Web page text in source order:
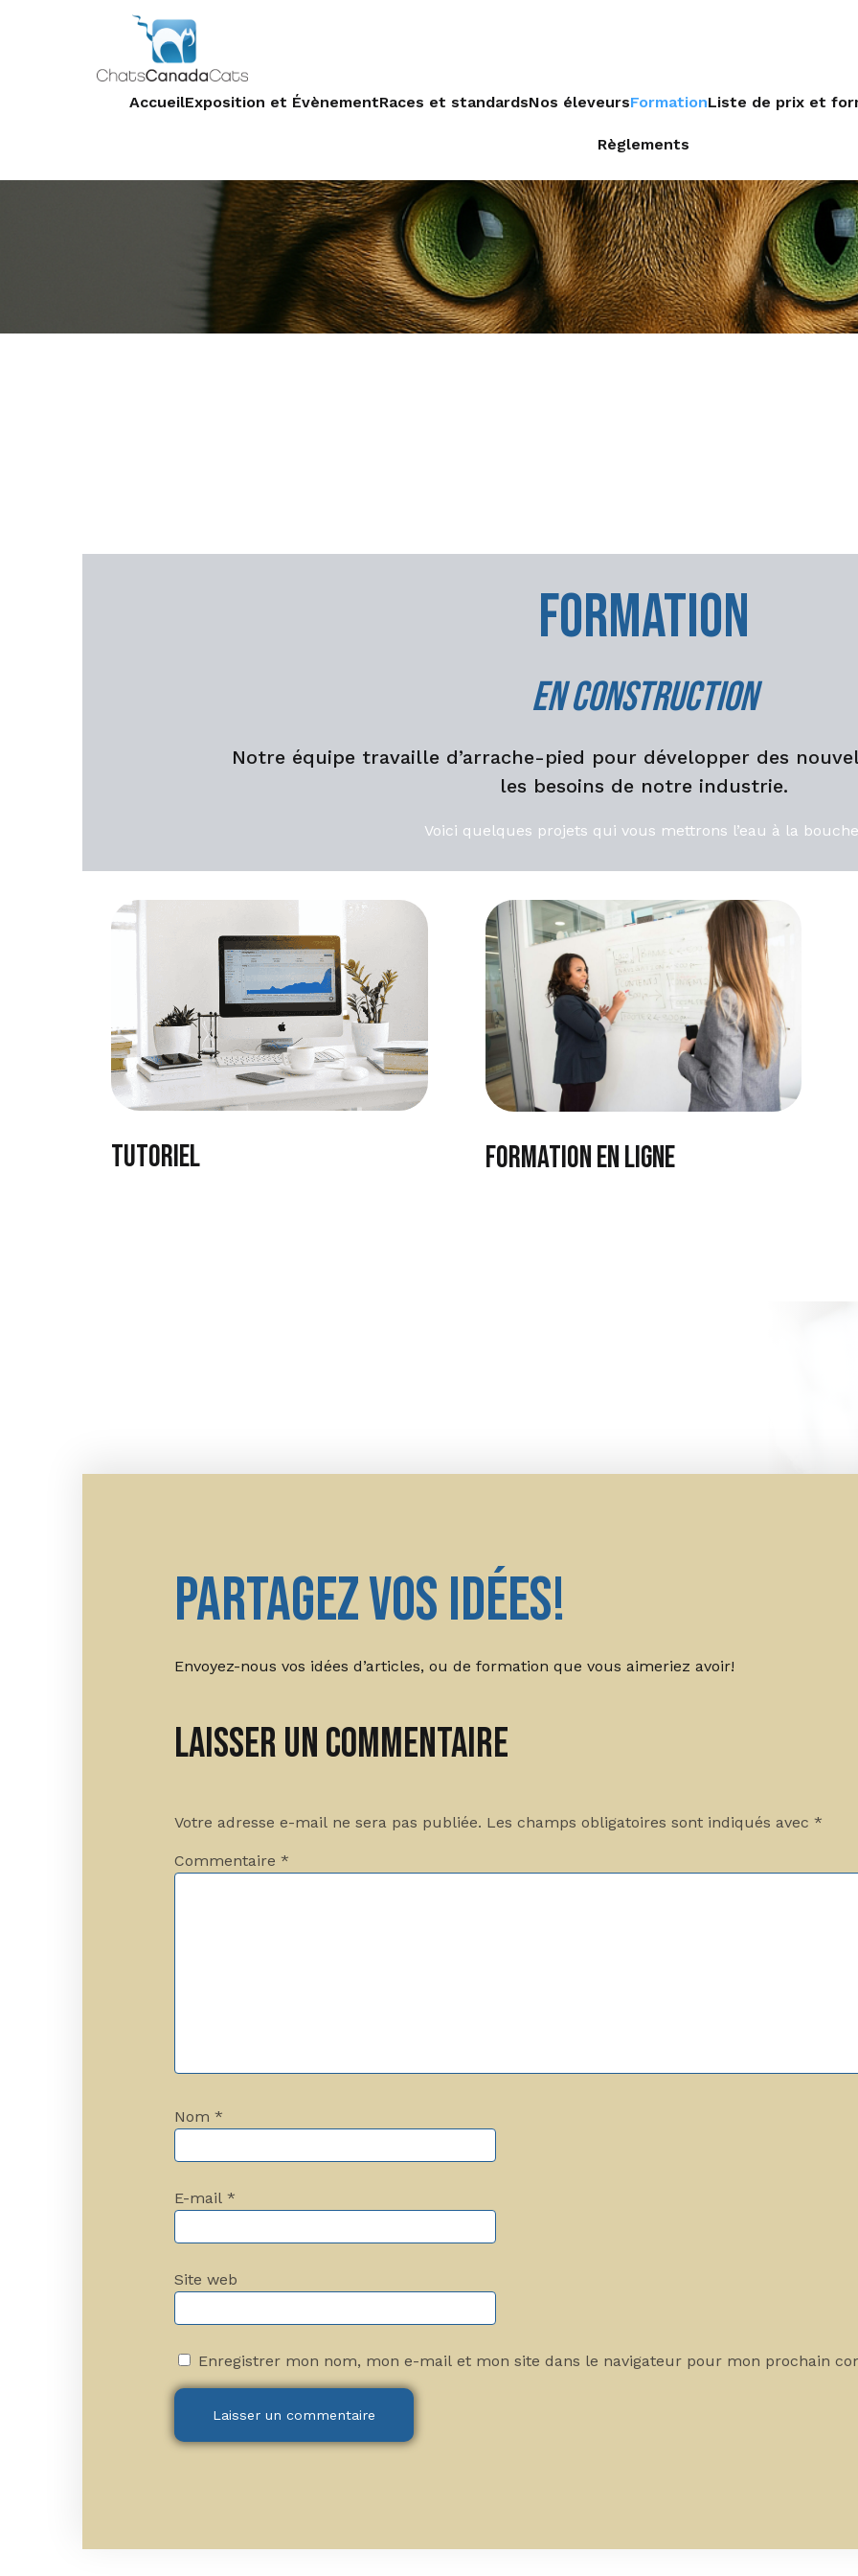
AccueilExposition et ÉvènementRaces et standardsNos éleveursFormationListe de prix et
Règlements
Formation
En construction
Notre équipe travaille d’arrache-pied pour développer des
les besoins de notre industrie.
Voici quelques projets qui vous mettrons l’eau à la
tutoriel Formation en ligne
Partagez vos idées!
Envoyez-nous vos idées d’articles, ou de formation que vous aimeriez avoir!
Laisser un commentaire
Votre adresse e-mail ne sera pas publiée. Les champs obligatoires sont indiqués avec *
Commentaire *
Nom *
E-mail *
Site web
Enregistrer mon nom, mon e-mail et mon site dans le navigateur pour mon prochain